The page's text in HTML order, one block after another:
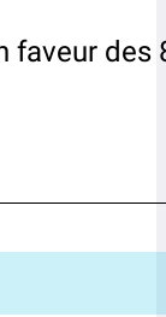
faveur